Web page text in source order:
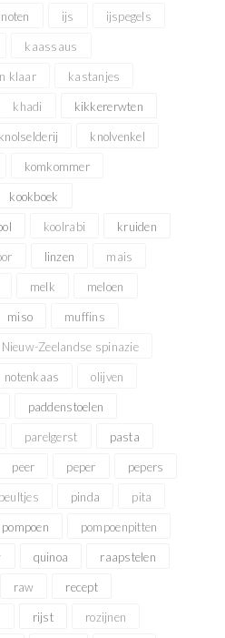
ijs ijspegels
kaassaus
klaar kastanjes
khadi kikkererwten
knolselderij knolvenkel
komkommer
kookboek
koolrabi kruiden
linzen mais
melk meloen
miso muffins
Nieuw-Zeelandse spinazie
notenkaas olijven
paddenstoelen
parelgerst pasta
peer peper pepers
peultjes pinda pita
pompoen pompoenpitten
quinoa raapstelen
raw recept
rijst rozijnen